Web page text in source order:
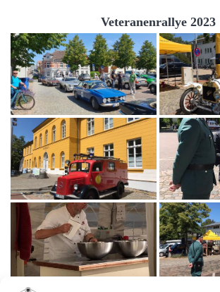
Veteranenrallye 2023